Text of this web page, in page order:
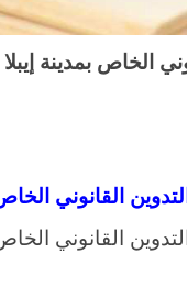
الخاص بمدينة إيبلا
القانوني الخاص
القانوني الخاص